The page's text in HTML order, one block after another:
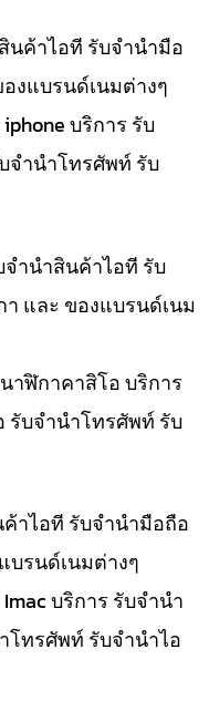
นค้าไอที รับจำนำมือ
งแบรนด์เนมต่างๆ
บริการ รับ
จำนำโทรศัพท์ รับ
ำนำสินค้าไอที รับ
และ ของแบรนด์เนม
าฬิกาคาสิโอ บริการ
รับจำนำโทรศัพท์ รับ
าไอที รับจำนำมือถือ
บรนด์เนมต่างๆ
บริการ รับจำนำ
ทรศัพท์ รับจำนำไอ